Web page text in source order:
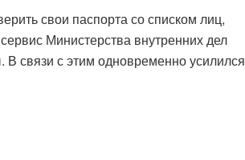
свои паспорта со списком лиц,
Министерства внутренних дел
связи с этим одновременно усилился